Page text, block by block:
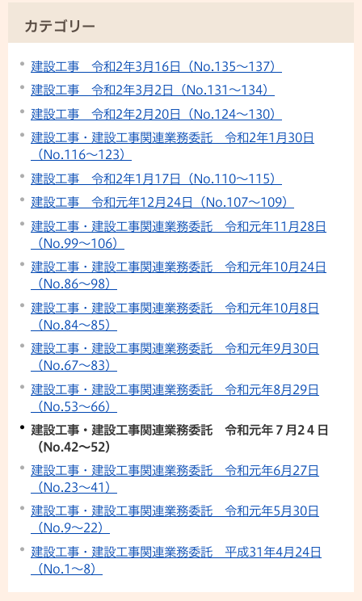
カテゴリー
建設工事 令和2年3月16日（No.135～137）
建設工事 令和2年3月2日（No.131～134）
建設工事 令和2年2月20日（No.124～130）
建設工事・建設工事関連業務委託 令和2年1月30日
（No.116～123）
建設工事 令和2年1月17日（No.110～115）
建設工事 令和元年12月24日（No.107～109）
建設工事・建設工事関連業務委託 令和元年11月28日
（No.99～106）
建設工事・建設工事関連業務委託 令和元年10月24日
（No.86～98）
建設工事・建設工事関連業務委託 令和元年10月8日
（No.84～85）
建設工事・建設工事関連業務委託 令和元年9月30日
（No.67～83）
建設工事・建設工事関連業務委託 令和元年8月29日
（No.53～66）
建設工事・建設工事関連業務委託 令和元年７月2４日
（No.42～52）
建設工事・建設工事関連業務委託 令和元年6月27日
（No.23～41）
建設工事・建設工事関連業務委託 令和元年5月30日
（No.9～22）
建設工事・建設工事関連業務委託 平成31年4月24日
（No.1～8）